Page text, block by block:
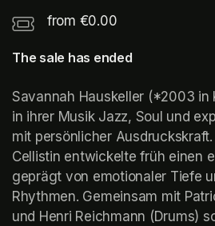
from €0.00
The sale has ended
Savannah Hauskeller (*2003 in
in ihrer Musik Jazz, Soul und
mit persönlicher
Cellistin entwickelte früh einen
geprägt von emotionaler Tiefe
Rhythmen. Gemeinsam mit
und Henri Reichmann (Drums)